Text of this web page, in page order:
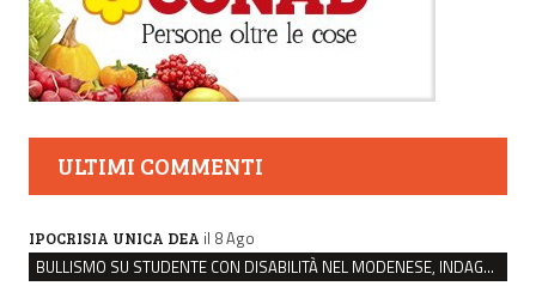
ULTIMI COMMENTI
IPOCRISIA UNICA DEA il 8 Ago
BULLISMO SU STUDENTE CON DISABILITÀ NEL MODENESE, INDAGATI DUE RAGAZZI DI 16 ANNI